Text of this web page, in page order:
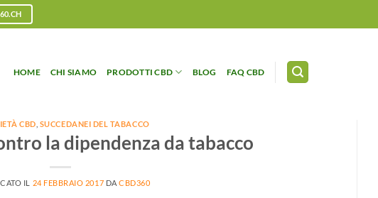
HOME CHI SIAMO PRODOTTI CBD BLOG FAQ CBD
CBD SUCCEDANEI DEL TABACCO
la dipendenza da tabacco
IL 24 FEBBRAIO 2017 DACBD360